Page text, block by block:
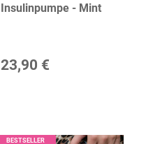
Insulinpumpe - Mint
23,90 €
BESTSELLER